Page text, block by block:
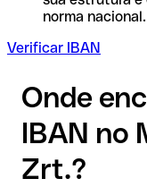
norma nacional.
Verificar IBAN
Onde
IBAN no
Zrt.?